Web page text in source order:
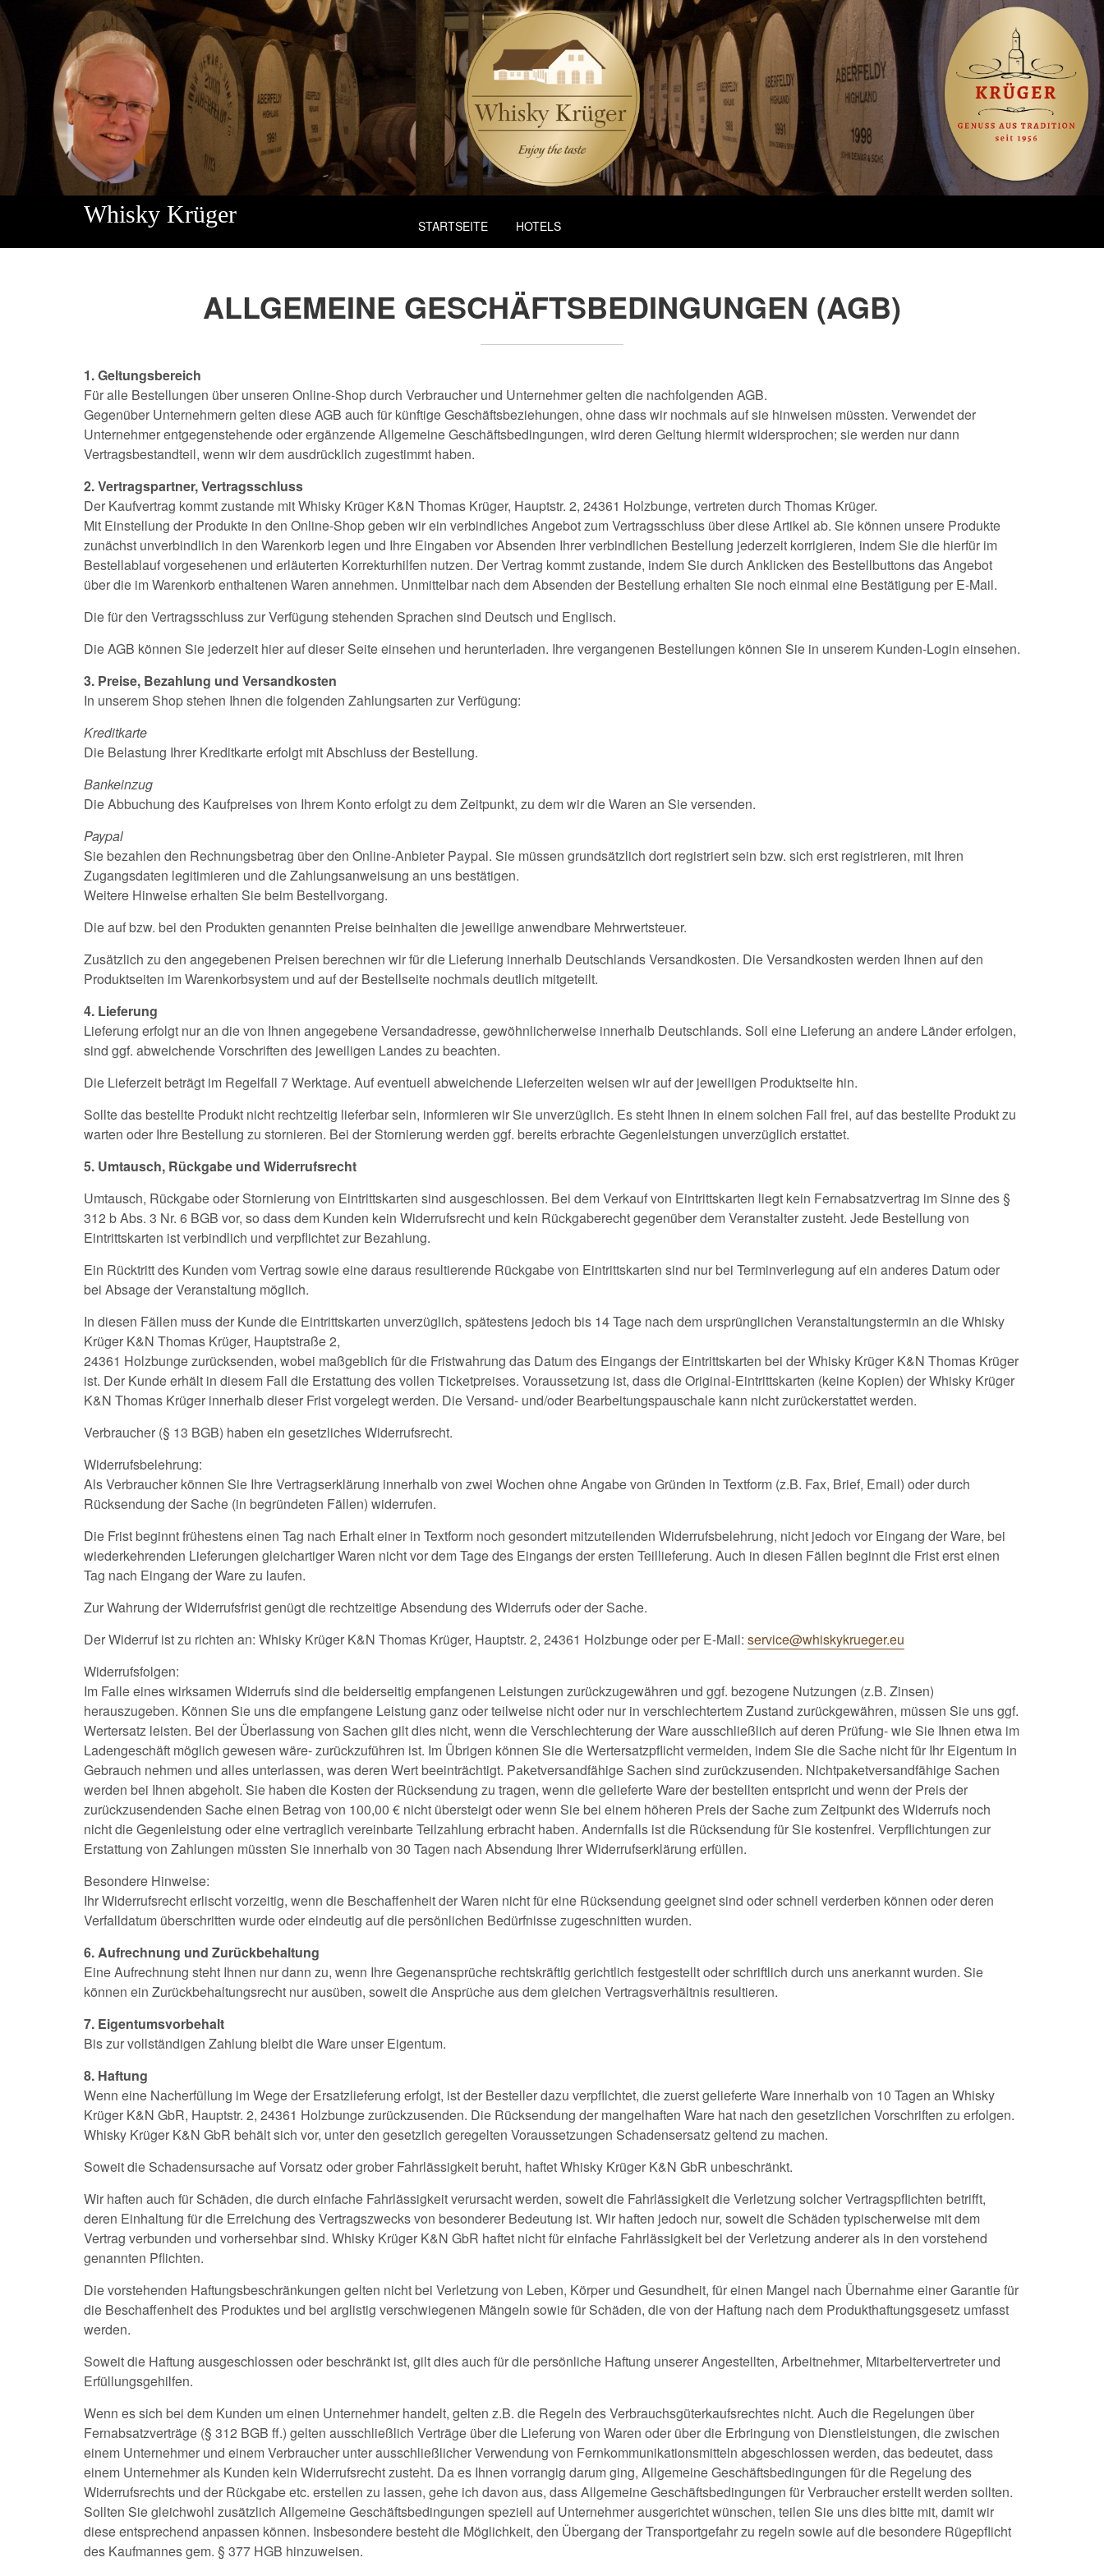
Direkt zum Inhalt
Whisky Krüger STARTSEITE HOTELS
ALLGEMEINE GESCHÄFTSBEDINGUNGEN (AGB)
1. Geltungsbereich
Für alle Bestellungen über unseren Online-Shop durch Verbraucher und Unternehmer gelten die nachfolgenden AGB.
Gegenüber Unternehmern gelten diese AGB auch für künftige Geschäftsbeziehungen, ohne dass wir nochmals auf sie hinweisen müssten. Verwendet der
Unternehmer entgegenstehende oder ergänzende Allgemeine Geschäftsbedingungen, wird deren Geltung hiermit widersprochen; sie werden nur dann
Vertragsbestandteil, wenn wir dem ausdrücklich zugestimmt haben.
2. Vertragspartner, Vertragsschluss
Der Kaufvertrag kommt zustande mit Whisky Krüger K&N Thomas Krüger, Hauptstr. 2, 24361 Holzbunge, vertreten durch Thomas Krüger.
Mit Einstellung der Produkte in den Online-Shop geben wir ein verbindliches Angebot zum Vertragsschluss über diese Artikel ab. Sie können unsere Produkte
zunächst unverbindlich in den Warenkorb legen und Ihre Eingaben vor Absenden Ihrer verbindlichen Bestellung jederzeit korrigieren, indem Sie die hierfür im
Bestellablauf vorgesehenen und erläuterten Korrekturhilfen nutzen. Der Vertrag kommt zustande, indem Sie durch Anklicken des Bestellbuttons das Angebot
über die im Warenkorb enthaltenen Waren annehmen. Unmittelbar nach dem Absenden der Bestellung erhalten Sie noch einmal eine Bestätigung per E-Mail.
Die für den Vertragsschluss zur Verfügung stehenden Sprachen sind Deutsch und Englisch.
Die AGB können Sie jederzeit hier auf dieser Seite einsehen und herunterladen. Ihre vergangenen Bestellungen können Sie in unserem Kunden-Login einsehen.
3. Preise, Bezahlung und Versandkosten
In unserem Shop stehen Ihnen die folgenden Zahlungsarten zur Verfügung:
Kreditkarte
Die Belastung Ihrer Kreditkarte erfolgt mit Abschluss der Bestellung.
Bankeinzug
Die Abbuchung des Kaufpreises von Ihrem Konto erfolgt zu dem Zeitpunkt, zu dem wir die Waren an Sie versenden.
Paypal
Sie bezahlen den Rechnungsbetrag über den Online-Anbieter Paypal. Sie müssen grundsätzlich dort registriert sein bzw. sich erst registrieren, mit Ihren
Zugangsdaten legitimieren und die Zahlungsanweisung an uns bestätigen.
Weitere Hinweise erhalten Sie beim Bestellvorgang.
Die auf bzw. bei den Produkten genannten Preise beinhalten die jeweilige anwendbare Mehrwertsteuer.
Zusätzlich zu den angegebenen Preisen berechnen wir für die Lieferung innerhalb Deutschlands Versandkosten. Die Versandkosten werden Ihnen auf den
Produktseiten im Warenkorbsystem und auf der Bestellseite nochmals deutlich mitgeteilt.
4. Lieferung
Lieferung erfolgt nur an die von Ihnen angegebene Versandadresse, gewöhnlicherweise innerhalb Deutschlands. Soll eine Lieferung an andere Länder erfolgen,
sind ggf. abweichende Vorschriften des jeweiligen Landes zu beachten.
Die Lieferzeit beträgt im Regelfall 7 Werktage. Auf eventuell abweichende Lieferzeiten weisen wir auf der jeweiligen Produktseite hin.
Sollte das bestellte Produkt nicht rechtzeitig lieferbar sein, informieren wir Sie unverzüglich. Es steht Ihnen in einem solchen Fall frei, auf das bestellte Produkt zu
warten oder Ihre Bestellung zu stornieren. Bei der Stornierung werden ggf. bereits erbrachte Gegenleistungen unverzüglich erstattet.
5. Umtausch, Rückgabe und Widerrufsrecht
Umtausch, Rückgabe oder Stornierung von Eintrittskarten sind ausgeschlossen. Bei dem Verkauf von Eintrittskarten liegt kein Fernabsatzvertrag im Sinne des §
312 b Abs. 3 Nr. 6 BGB vor, so dass dem Kunden kein Widerrufsrecht und kein Rückgaberecht gegenüber dem Veranstalter zusteht. Jede Bestellung von
Eintrittskarten ist verbindlich und verpflichtet zur Bezahlung.
Ein Rücktritt des Kunden vom Vertrag sowie eine daraus resultierende Rückgabe von Eintrittskarten sind nur bei Terminverlegung auf ein anderes Datum oder
bei Absage der Veranstaltung möglich.
In diesen Fällen muss der Kunde die Eintrittskarten unverzüglich, spätestens jedoch bis 14 Tage nach dem ursprünglichen Veranstaltungstermin an die Whisky
Krüger K&N Thomas Krüger, Hauptstraße 2,
24361 Holzbunge zurücksenden, wobei maßgeblich für die Fristwahrung das Datum des Eingangs der Eintrittskarten bei der Whisky Krüger K&N Thomas Krüger
ist. Der Kunde erhält in diesem Fall die Erstattung des vollen Ticketpreises. Voraussetzung ist, dass die Original-Eintrittskarten (keine Kopien) der Whisky Krüger
K&N Thomas Krüger innerhalb dieser Frist vorgelegt werden. Die Versand- und/oder Bearbeitungspauschale kann nicht zurückerstattet werden.
Verbraucher (§ 13 BGB) haben ein gesetzliches Widerrufsrecht.
Widerrufsbelehrung:
Als Verbraucher können Sie Ihre Vertragserklärung innerhalb von zwei Wochen ohne Angabe von Gründen in Textform (z.B. Fax, Brief, Email) oder durch
Rücksendung der Sache (in begründeten Fällen) widerrufen.
Die Frist beginnt frühestens einen Tag nach Erhalt einer in Textform noch gesondert mitzuteilenden Widerrufsbelehrung, nicht jedoch vor Eingang der Ware, bei
wiederkehrenden Lieferungen gleichartiger Waren nicht vor dem Tage des Eingangs der ersten Teillieferung. Auch in diesen Fällen beginnt die Frist erst einen
Tag nach Eingang der Ware zu laufen.
Zur Wahrung der Widerrufsfrist genügt die rechtzeitige Absendung des Widerrufs oder der Sache.
Der Widerruf ist zu richten an: Whisky Krüger K&N Thomas Krüger, Hauptstr. 2, 24361 Holzbunge oder per E-Mail: service@whiskykrueger.eu
Widerrufsfolgen:
Im Falle eines wirksamen Widerrufs sind die beiderseitig empfangenen Leistungen zurückzugewähren und ggf. bezogene Nutzungen (z.B. Zinsen)
herauszugeben. Können Sie uns die empfangene Leistung ganz oder teilweise nicht oder nur in verschlechtertem Zustand zurückgewähren, müssen Sie uns ggf.
Wertersatz leisten. Bei der Überlassung von Sachen gilt dies nicht, wenn die Verschlechterung der Ware ausschließlich auf deren Prüfung- wie Sie Ihnen etwa im
Ladengeschäft möglich gewesen wäre- zurückzuführen ist. Im Übrigen können Sie die Wertersatzpflicht vermeiden, indem Sie die Sache nicht für Ihr Eigentum in
Gebrauch nehmen und alles unterlassen, was deren Wert beeinträchtigt. Paketversandfähige Sachen sind zurückzusenden. Nichtpaketversandfähige Sachen
werden bei Ihnen abgeholt. Sie haben die Kosten der Rücksendung zu tragen, wenn die gelieferte Ware der bestellten entspricht und wenn der Preis der
zurückzusendenden Sache einen Betrag von 100,00 € nicht übersteigt oder wenn Sie bei einem höheren Preis der Sache zum Zeitpunkt des Widerrufs noch
nicht die Gegenleistung oder eine vertraglich vereinbarte Teilzahlung erbracht haben. Andernfalls ist die Rücksendung für Sie kostenfrei. Verpflichtungen zur
Erstattung von Zahlungen müssten Sie innerhalb von 30 Tagen nach Absendung Ihrer Widerrufserklärung erfüllen.
Besondere Hinweise:
Ihr Widerrufsrecht erlischt vorzeitig, wenn die Beschaffenheit der Waren nicht für eine Rücksendung geeignet sind oder schnell verderben können oder deren
Verfalldatum überschritten wurde oder eindeutig auf die persönlichen Bedürfnisse zugeschnitten wurden.
6. Aufrechnung und Zurückbehaltung
Eine Aufrechnung steht Ihnen nur dann zu, wenn Ihre Gegenansprüche rechtskräftig gerichtlich festgestellt oder schriftlich durch uns anerkannt wurden. Sie
können ein Zurückbehaltungsrecht nur ausüben, soweit die Ansprüche aus dem gleichen Vertragsverhältnis resultieren.
7. Eigentumsvorbehalt
Bis zur vollständigen Zahlung bleibt die Ware unser Eigentum.
8. Haftung
Wenn eine Nacherfüllung im Wege der Ersatzlieferung erfolgt, ist der Besteller dazu verpflichtet, die zuerst gelieferte Ware innerhalb von 10 Tagen an Whisky
Krüger K&N GbR, Hauptstr. 2, 24361 Holzbunge zurückzusenden. Die Rücksendung der mangelhaften Ware hat nach den gesetzlichen Vorschriften zu erfolgen.
Whisky Krüger K&N GbR behält sich vor, unter den gesetzlich geregelten Voraussetzungen Schadensersatz geltend zu machen.
Soweit die Schadensursache auf Vorsatz oder grober Fahrlässigkeit beruht, haftet Whisky Krüger K&N GbR unbeschränkt.
Wir haften auch für Schäden, die durch einfache Fahrlässigkeit verursacht werden, soweit die Fahrlässigkeit die Verletzung solcher Vertragspflichten betrifft,
deren Einhaltung für die Erreichung des Vertragszwecks von besonderer Bedeutung ist. Wir haften jedoch nur, soweit die Schäden typischerweise mit dem
Vertrag verbunden und vorhersehbar sind. Whisky Krüger K&N GbR haftet nicht für einfache Fahrlässigkeit bei der Verletzung anderer als in den vorstehend
genannten Pflichten.
Die vorstehenden Haftungsbeschränkungen gelten nicht bei Verletzung von Leben, Körper und Gesundheit, für einen Mangel nach Übernahme einer Garantie für
die Beschaffenheit des Produktes und bei arglistig verschwiegenen Mängeln sowie für Schäden, die von der Haftung nach dem Produkthaftungsgesetz umfasst
werden.
Soweit die Haftung ausgeschlossen oder beschränkt ist, gilt dies auch für die persönliche Haftung unserer Angestellten, Arbeitnehmer, Mitarbeitervertreter und
Erfüllungsgehilfen.
Wenn es sich bei dem Kunden um einen Unternehmer handelt, gelten z.B. die Regeln des Verbrauchsgüterkaufsrechtes nicht. Auch die Regelungen über
Fernabsatzverträge (§ 312 BGB ff.) gelten ausschließlich Verträge über die Lieferung von Waren oder über die Erbringung von Dienstleistungen, die zwischen
einem Unternehmer und einem Verbraucher unter ausschließlicher Verwendung von Fernkommunikationsmitteln abgeschlossen werden, das bedeutet, dass
einem Unternehmer als Kunden kein Widerrufsrecht zusteht. Da es Ihnen vorrangig darum ging, Allgemeine Geschäftsbedingungen für die Regelung des
Widerrufsrechts und der Rückgabe etc. erstellen zu lassen, gehe ich davon aus, dass Allgemeine Geschäftsbedingungen für Verbraucher erstellt werden sollten.
Sollten Sie gleichwohl zusätzlich Allgemeine Geschäftsbedingungen speziell auf Unternehmer ausgerichtet wünschen, teilen Sie uns dies bitte mit, damit wir
diese entsprechend anpassen können. Insbesondere besteht die Möglichkeit, den Übergang der Transportgefahr zu regeln sowie auf die besondere Rügepflicht
des Kaufmannes gem. § 377 HGB hinzuweisen.